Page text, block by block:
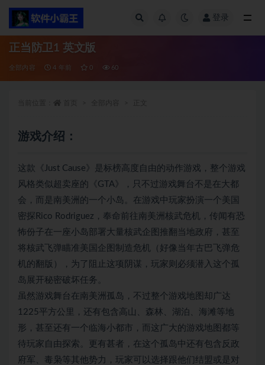
登录
正当防卫1 英文版
全部内容 4 年前 0 60
游戏介绍：
这款《Just Cause》是标榜高度自由的动作游戏，整个游戏
风格类似超卖座的《GTA》，只不过游戏舞台不是在大都
会，而是南美洲的一个小岛。在游戏中玩家扮演一个美国
密探Rico Rodriguez，奉命前往南美洲核武危机，传闻有恐
怖份子在一座小岛部署大量核武企图推翻当地政府，甚至
将核武飞弹瞄准美国企图制造危机（好像当年古巴飞弹危
机的翻版），为了阻止这项阴谋，玩家则必须潜入这个孤
岛展开秘密破坏任务。
虽然游戏舞台在南美洲孤岛，不过整个游戏地图却广达
1225平方公里，还有包含高山、森林、湖泊、海滩等地
形，甚至还有一个临海小都市，而这广大的游戏地图都等
待玩家自由探索。更有甚者，在这个孤岛中还有包含反政
府军、毒枭等其他势力，玩家可以选择跟他们结盟或是对